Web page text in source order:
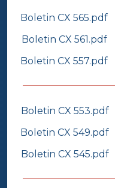
Boletin CX 565.pdf
Boletin CX 561.pdf
Boletin CX 557.pdf
Boletin CX 553.pdf
Boletin CX 549.pdf
Boletin CX 545.pdf